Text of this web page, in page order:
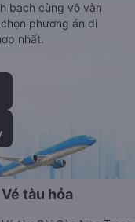
bạch cùng vô vàn
phương án di
nhất.
Vé tàu hỏa